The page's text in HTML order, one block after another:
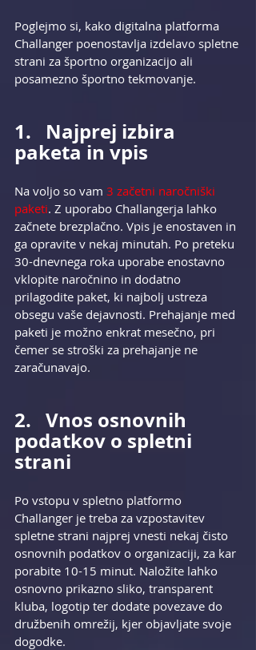
Poglejmo si, kako digitalna platforma
Challanger poenostavlja izdelavo spletne
strani za športno organizacijo ali
posamezno športno tekmovanje.
1.   Najprej izbira
paketa in vpis
Na voljo so vam 3 začetni naročniški
paketi. Z uporabo Challangerja lahko
začnete brezplačno. Vpis je enostaven in
ga opravite v nekaj minutah. Po preteku
30-dnevnega roka uporabe enostavno
vklopite naročnino in dodatno
prilagodite paket, ki najbolj ustreza
obsegu vaše dejavnosti. Prehajanje med
paketi je možno enkrat mesečno, pri
čemer se stroški za prehajanje ne
zaračunavajo.
2.   Vnos osnovnih
podatkov o spletni
strani
Po vstopu v spletno platformo
Challanger je treba za vzpostavitev
spletne strani najprej vnesti nekaj čisto
osnovnih podatkov o organizaciji, za kar
porabite 10-15 minut. Naložite lahko
osnovno prikazno sliko, transparent
kluba, logotip ter dodate povezave do
družbenih omrežij, kjer objavljate svoje
dogodke.